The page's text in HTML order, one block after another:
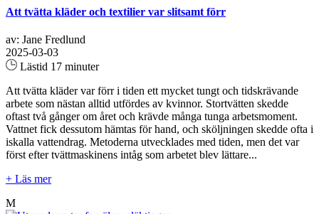
Att tvätta kläder och textilier var slitsamt förr
av: Jane Fredlund
2025-03-03
Lästid 17 minuter
Att tvätta kläder var förr i tiden ett mycket tungt och tidskrävande
arbete som nästan alltid utfördes av kvinnor. Stortvätten skedde
oftast två gånger om året och krävde många tunga arbetsmoment.
Vattnet fick dessutom hämtas för hand, och sköljningen skedde ofta i
iskalla vattendrag. Metoderna utvecklades med tiden, men det var
först efter tvättmaskinens intåg som arbetet blev lättare...
+ Läs mer
M